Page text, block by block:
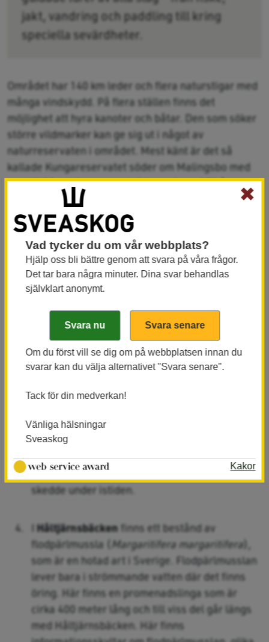
jakt, vandring och paddling till kring
speciella sevärdheter.
Området har 140 km leder och flera naturstigar med
många vindskydd. På flera ställen finns det
möjlighet att hyra kanoter och båtar. Den som söker
större vildmarker kan ge sig ut i något av
naturreservaten i området. Mest känt är det så
kallade Kungareservatet söder om Malingsbo med
upp till 30 m höga, grova träd som är ca 170 år
Sevärdheter
FrånMalingsklack (317 möh) har man utsikt
över skogarna i ekoparken. Följ skyltning för
Bruksledensom passerar här. Leden är totalt
Laxsjöbergetmed omgivning erbjuder vacker
och blockig barrnaturskog. Här finns många
spännande arter att se i östsluttningar från
Vandra i skogarna kring
inlandsisen påverkat landskapet. Berggrunden,
jordarterna och ytformerna är bland annat
resulatet av de geologiska processer som
skedde under istiden.
I Håltjärnsbäcken finns ett bestånd av
flodpärlmussla (
Margaritifera margaritifera),
som är en hotad art i Sverige. Flodpärlmusslan
lever bara i strömmande vatten där det finns
öring. Här finns en promenadslinga som är
cirka 400 meter lång och till viss del går längs
med Håltjärnsbäcken. Här finns
✖
Vad tycker du om vår webbplats?
Hjälp oss bli bättre genom att svara på våra frågor.
Det tar bara några minuter. Dina svar behandlas
självklart anonymt.
Om du först vill se dig om på webbplatsen innan du
svarar kan du välja alternativet "Svara senare".
Tack för din medverkan!
Vänliga hälsningar
Sveaskog
Kakor